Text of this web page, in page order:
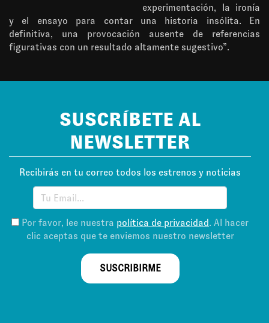
experimentación, la ironía
y el ensayo para contar una historia insólita. En
definitiva, una provocación ausente de referencias
figurativas con un resultado altamente sugestivo”.
SUSCRÍBETE AL
NEWSLETTER
Recibirás en tu correo todos los estrenos y noticias
Por favor, lee nuestra política de privacidad. Al hacer
clic aceptas que te enviemos nuestro newsletter
SUSCRIBIRME